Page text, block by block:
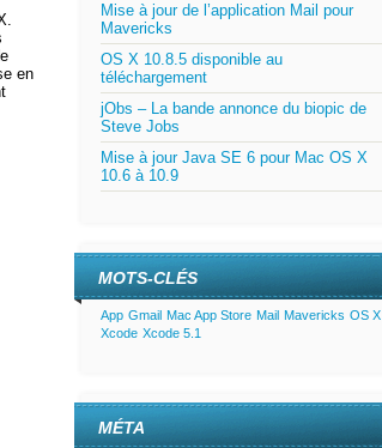
en
Mise à jour de l’application Mail pour
Mavericks
OS X 10.8.5 disponible au
téléchargement
jObs – La bande annonce du biopic de
Steve Jobs
Mise à jour Java SE 6 pour Mac OS X
10.6 à 10.9
MOTS-CLÉS
App Gmail Mac App Store Mail Mavericks OS X
Xcode Xcode 5.1
MÉTA